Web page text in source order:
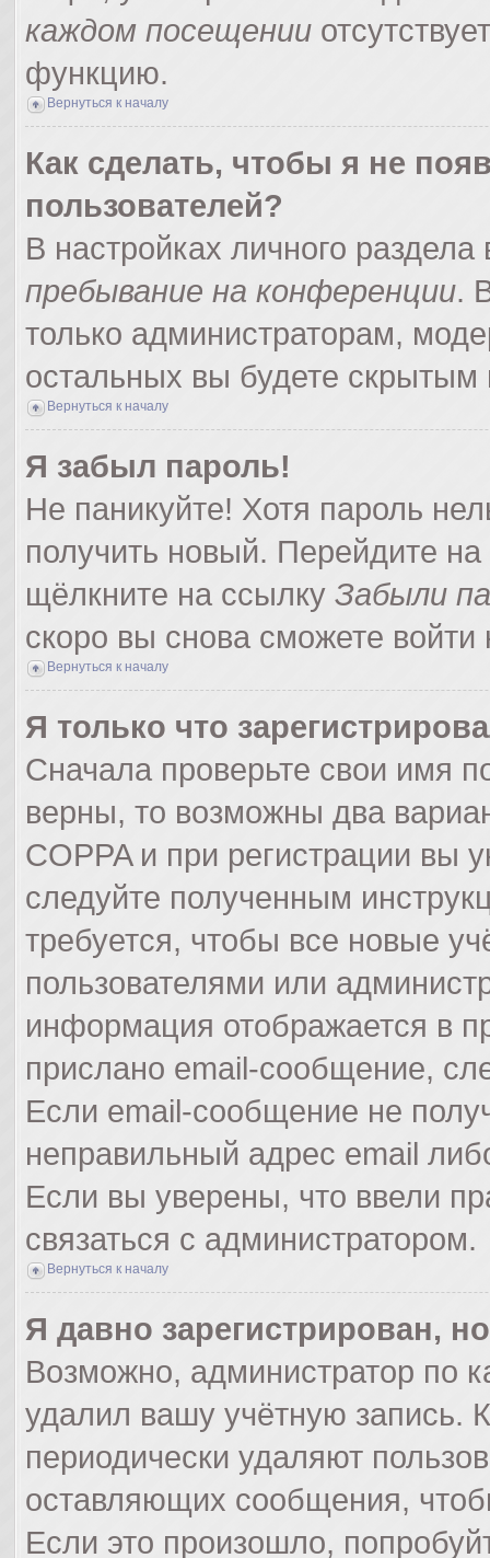
каждом посещении
функцию.
Вернуться к началу
Как сделать, чтобы я не
пользователей?
В настройках личного
пребывание на конференции.
только администраторам,
остальных вы будете скрытым
Вернуться к началу
Я забыл пароль!
Не паникуйте! Хотя пароль
получить новый. Перейдите
щёлкните на ссылку Забыли
скоро вы снова сможете
Вернуться к началу
Я только что
Сначала проверьте свои имя
верны, то возможны два
COPPA и при регистрации вы
следуйте полученным
требуется, чтобы все новые
пользователями или
информация отображается в
прислано email-сообщение,
Если email-сообщение не
неправильный адрес email
Если вы уверены, что ввели
связаться с администратором.
Вернуться к началу
Я давно зарегистрирован,
Возможно, администратор по
удалил вашу учётную запись.
периодически удаляют
оставляющих сообщения,
Если это произошло,